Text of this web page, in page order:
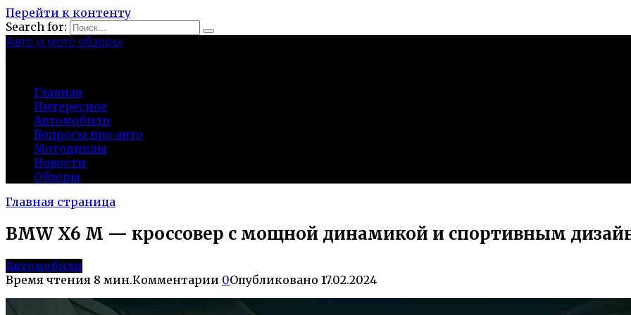
Перейти к контенту
Search for:
Авто и мото обзоры
Главная
Интересное
Автомобили
Вопросы про авто
Мотоциклы
Новости
Обзоры
Главная страница
BMW X6 M — кроссовер с мощной динамикой и спортивным
Автомобили
Время чтения 8 мин.Комментарии 0Опубликовано 17.02.2024